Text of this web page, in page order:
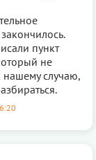
пункт
не
нашему случаю,